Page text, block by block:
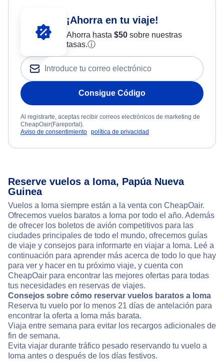
¡Ahorra en tu viaje!
Ahorra hasta $50sobre nuestras
tasas.ⓘ
Consigue Código
Al registrarte, aceptas recibir correos electrónicos de marketing de
CheapOair(Fareportal).
Aviso de consentimiento política de privacidad
Reserve vuelos a Ioma, Papúa Nueva
Guinea
Vuelos a Ioma siempre están a la venta con CheapOair.
Ofrecemos vuelos baratos a Ioma por todo el año. Además
de ofrecer los boletos de avión competitivos para las
ciudades principales de todo el mundo, ofrecemos guías
de viaje y consejos para informarte en viajar a Ioma. Leé a
continuación para aprender más acerca de todo lo que hay
para ver y hacer en tu próximo viaje, y cuenta con
CheapOair para encontrar las mejores ofertas para todas
tus necesidades en reservas de viajes.
Consejos sobre cómo reservar vuelos baratos a Ioma
Reserva tu vuelo por lo menos 21 días de antelación para
encontrar la oferta a Ioma más barata.
Viaja entre semana para evitar los recargos adicionales de
fin de semana.
Evita viajar durante tráfico pesado reservando tu vuelo a
Ioma antes o después de los días festivos.